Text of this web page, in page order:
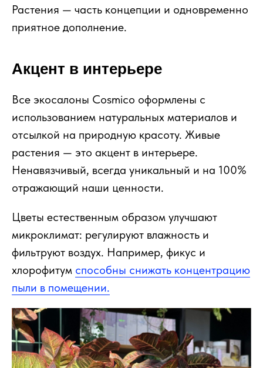
Растения — часть концепции и одновременно
приятное дополнение.
Акцент в интерьере
Все экосалоны Сosmico оформлены с
использованием натуральных материалов и
отсылкой на природную красоту. Живые
растения — это акцент в интерьере.
Ненавязчивый, всегда уникальный и на 100%
отражающий наши ценности.
Цветы естественным образом улучшают
микроклимат: регулируют влажность и
фильтруют воздух. Например, фикус и
хлорофитум способны снижать концентрацию
пыли в помещении.